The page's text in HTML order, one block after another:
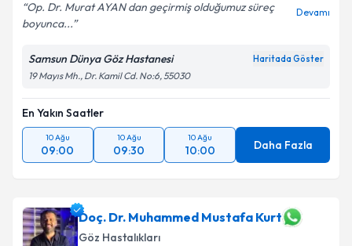
Op. Dr. Murat AYAN dan geçirmiş olduğumuz süreç
boyunca...
Devamı
Samsun Dünya Göz Hastanesi Haritada Göster
19 Mayıs Mh., Dr. Kamil Cd. No:6, 55030
En Yakın Saatler
10 Ağu
09:00
10 Ağu
09:30
10 Ağu
10:00 Daha Fazla
Doç. Dr. Muhammed Mustafa Kurt
Göz Hastalıkları